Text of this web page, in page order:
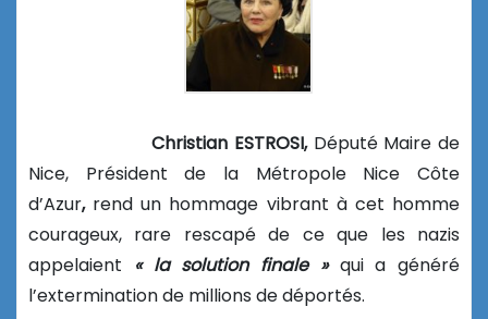
Christian ESTROSI, Député Maire de
Nice, Président de la Métropole Nice Côte
d’Azur, rend un hommage vibrant à cet homme
courageux, rare rescapé de ce que les nazis
appelaient « la solution finale »qui a généré
l’extermination de millions de déportés.